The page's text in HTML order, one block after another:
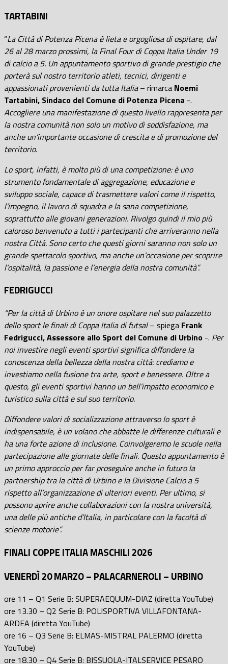
TARTABINI
“La Città di Potenza Picena è lieta e orgogliosa di ospitare, dal
26 al 28 marzo prossimi, la Final Four di Coppa Italia Under 19
di calcio a 5. Un appuntamento sportivo di grande prestigio che
porterà sul nostro territorio atleti, tecnici, dirigenti e
appassionati provenienti da tutta Italia– rimarca Noemi
Tartabini, Sindaco del Comune di Potenza Picena -.
Accogliere una manifestazione di questo livello rappresenta per
la nostra comunità non solo un motivo di soddisfazione, ma
anche un’importante occasione di crescita e di promozione del
territorio.
Lo sport, infatti, è molto più di una competizione: è uno
strumento fondamentale di aggregazione, educazione e
sviluppo sociale, capace di trasmettere valori come il rispetto,
l’impegno, il lavoro di squadra e la sana competizione,
soprattutto alle giovani generazioni. Rivolgo quindi il mio più
caloroso benvenuto a tutti i partecipanti che arriveranno nella
nostra Città. Sono certo che questi giorni saranno non solo un
grande spettacolo sportivo, ma anche un’occasione per scoprire
l’ospitalità, la passione e l’energia della nostra comunità”.
FEDRIGUCCI
“Per la città di Urbino è un onore ospitare nel suo palazzetto
dello sport le finali di Coppa Italia di futsal– spiega Frank
Fedrigucci, Assessore allo Sport del Comune di Urbino -. Per
noi investire negli eventi sportivi significa diffondere la
conoscenza della bellezza della nostra città: crediamo e
investiamo nella fusione tra arte, sport e benessere. Oltre a
questo, gli eventi sportivi hanno un bell’impatto economico e
turistico sulla città e sul suo territorio.
Diffondere valori di socializzazione attraverso lo sport è
indispensabile, è un volano che abbatte le differenze culturali e
ha una forte azione di inclusione. Coinvolgeremo le scuole nella
partecipazione alle giornate delle finali. Questo appuntamento è
un primo approccio per far proseguire anche in futuro la
partnership tra la città di Urbino e la Divisione Calcio a 5
rispetto all’organizzazione di ulteriori eventi. Per ultimo, si
possono aprire anche collaborazioni con la nostra università,
una delle più antiche d’Italia, in particolare con la facoltà di
scienze motorie”.
FINALI COPPE ITALIA MASCHILI 2026
VENERDÌ 20 MARZO – PALACARNEROLI – URBINO
ore 11 – Q1 Serie B: SUPERAEQUUM-DIAZ (diretta YouTube)
ore 13.30 – Q2 Serie B: POLISPORTIVA VILLAFONTANA-
ARDEA (diretta YouTube)
ore 16 – Q3 Serie B: ELMAS-MISTRAL PALERMO (diretta
YouTube)
ore 18.30 – Q4 Serie B: BISSUOLA-ITALSERVICE PESARO